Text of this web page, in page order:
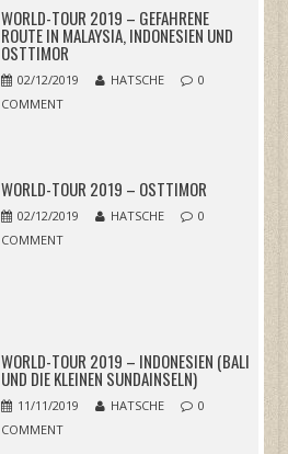
WORLD-TOUR 2019 – GEFAHRENE
ROUTE IN MALAYSIA, INDONESIEN UND
OSTTIMOR
02/12/2019 HATSCHE
0
COMMENT
WORLD-TOUR 2019 – OSTTIMOR
02/12/2019 HATSCHE
0
COMMENT
WORLD-TOUR 2019 – INDONESIEN (BALI
UND DIE KLEINEN SUNDAINSELN)
11/11/2019 HATSCHE
0
COMMENT